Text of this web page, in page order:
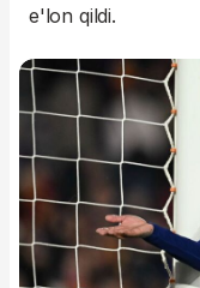
e'lon qildi.